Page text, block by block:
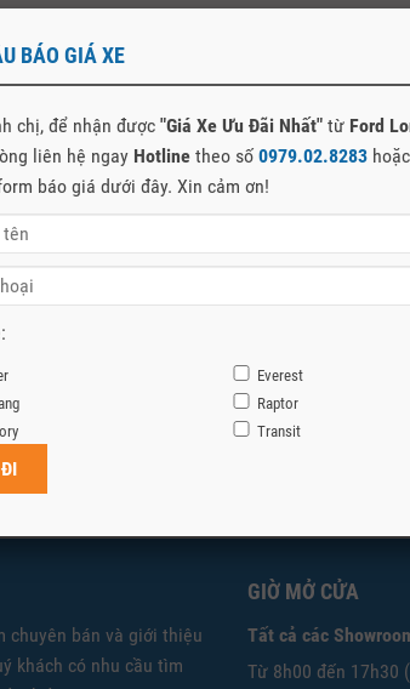
chuyên bán và giới thiệu
khách có nhu cầu tìm
GIỜ MỞ CỬA
Tất cả các
Từ 8h00 đến 17h30
BÁO GIÁ XE
chị, để nhận được "Giá Xe Ưu Đãi Nhất" từ Ford
liên hệ ngay Hotline theo số 0979.02.8283
báo giá dưới đây. Xin cảm ơn!
Everest
Raptor
Transit